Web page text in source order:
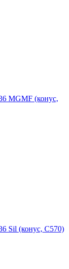
MGMF (конус,
Sil (конус, C570)